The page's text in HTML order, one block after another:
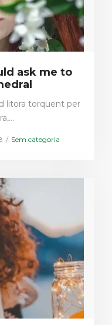
ask me to
litora torquent per
Posted
Sem categoria